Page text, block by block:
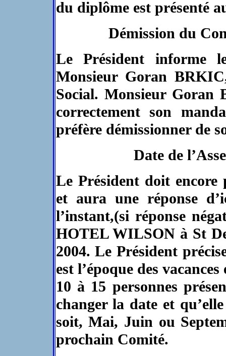
du diplôme est présenté
Démission du
Le Président informe
Monsieur Goran
Social. Monsieur
correctement son
préfère démissionner de
Date de
Le Président doit encore
et aura une réponse
l’instant,(si réponse
HOTEL WILSON à St
2004. Le Président
est l’époque des
10 à 15 personnes
changer la date et
soit, Mai, Juin ou
prochain Comité.